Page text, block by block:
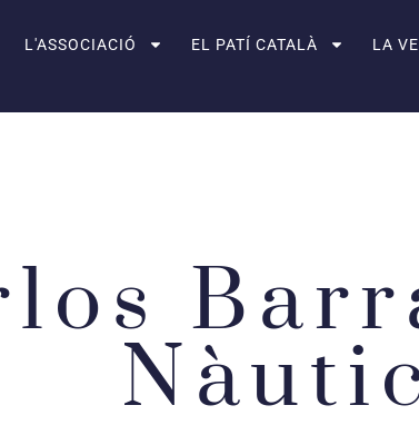
L'ASSOCIACIÓ EL PATÍ CATALÀ LA